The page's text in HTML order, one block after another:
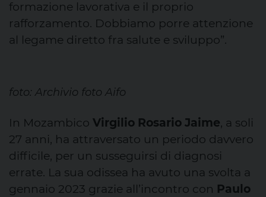
formazione lavorativa e il proprio
rafforzamento. Dobbiamo porre attenzione
al legame diretto fra salute e sviluppo”.
foto: Archivio foto Aifo
In Mozambico Virgilio Rosario Jaime, a soli
27 anni, ha attraversato un periodo davvero
difficile, per un susseguirsi di diagnosi
errate. La sua odissea ha avuto una svolta a
gennaio 2023 grazie all’incontro con Paulo